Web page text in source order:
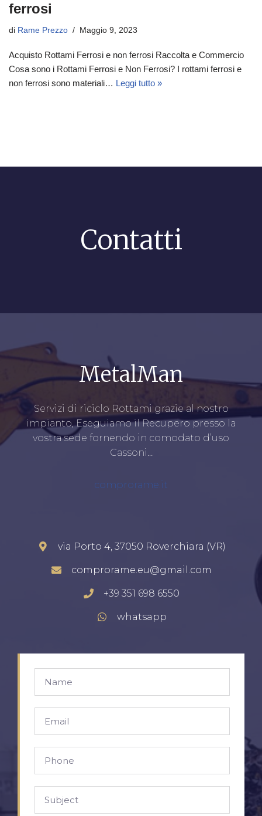
ferrosi
di Rame Prezzo Maggio 9, 2023
Acquisto Rottami Ferrosi e non ferrosi Raccolta e Commercio
Cosa sono i Rottami Ferrosi e Non Ferrosi? I rottami ferrosi e
non ferrosi sono materiali… Leggi tutto »
Contatti
MetalMan
Servizi di riciclo Rottami grazie al nostro
impianto, Eseguiamo il Recupero presso la
vostra sede fornendo in comodato d’uso
Cassoni…
comprorame.it
via Porto 4, 37050 Roverchiara (VR)
comprorame.eu@gmail.com
+39 351 698 6550
whatsapp